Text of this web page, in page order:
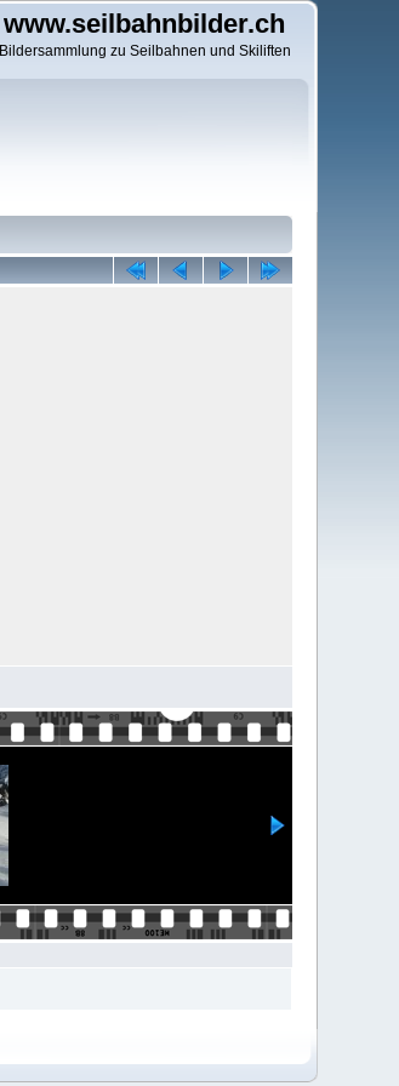
www.seilbahnbilder.ch
Bildersammlung zu Seilbahnen und Skiliften